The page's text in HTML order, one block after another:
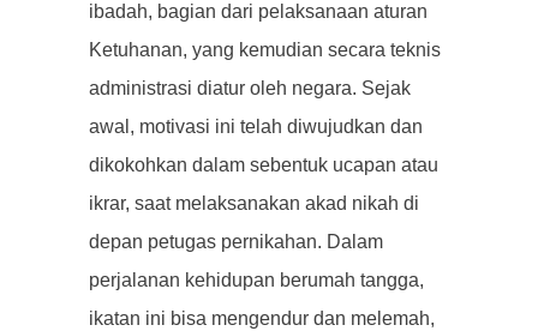
ibadah, bagian dari pelaksanaan aturan
Ketuhanan, yang kemudian secara teknis
administrasi diatur oleh negara. Sejak
awal, motivasi ini telah diwujudkan dan
dikokohkan dalam sebentuk ucapan atau
ikrar, saat melaksanakan akad nikah di
depan petugas pernikahan. Dalam
perjalanan kehidupan berumah tangga,
ikatan ini bisa mengendur dan melemah,